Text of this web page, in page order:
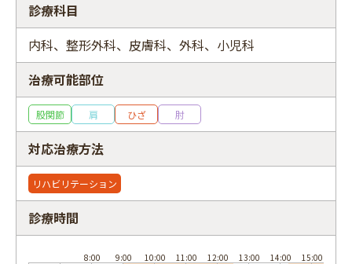
診療科目
内科、整形外科、皮膚科、外科、小児科
治療可能部位
股関節 肩 ひざ 肘
対応治療方法
リハビリテーション
診療時間